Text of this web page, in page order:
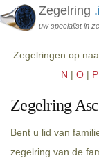
Zegelring
uw specialist in
Zegelringen op
N | O | P
Zegelring
Bent u lid van
zegelring van de